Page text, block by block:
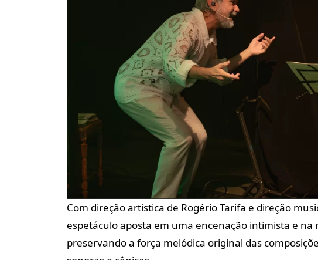
Com direção artística de Rogério Tarifa e direção
espetáculo aposta em uma encenação intimista e na
preservando a força melódica original das